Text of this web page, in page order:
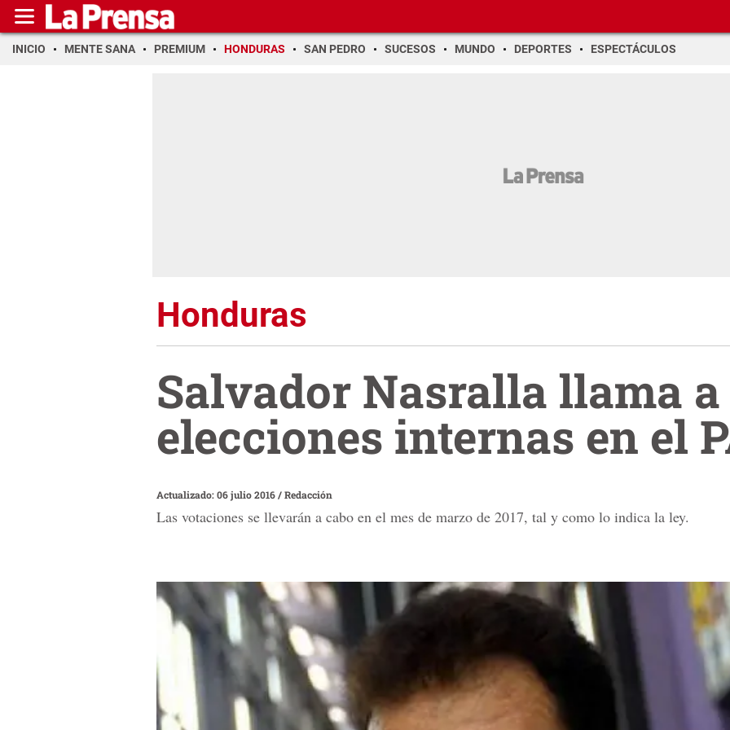
INICIO MENTE SANA PREMIUM HONDURAS SAN PEDRO SUCESOS MUNDO DEPORTES ESPECTÁCULOS
Honduras
Salvador Nasralla llama a
elecciones internas en el
Actualizado: 06 julio 2016/Redacción
Las votaciones se llevarán a cabo en el mes de marzo de 2017, tal y como lo indica la ley.